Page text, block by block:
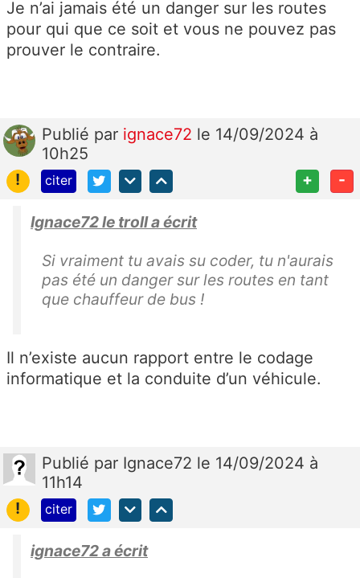
Je n’ai jamais été un danger sur les routes
pour qui que ce soit et vous ne pouvez pas
prouver le contraire.
Publié par ignace72 le 14/09/2024 à
10h25
!
citer + -
Ignace72 le troll a écrit
Si vraiment tu avais su coder, tu n'aurais
pas été un danger sur les routes en tant
que chauffeur de bus !
Il n’existe aucun rapport entre le codage
informatique et la conduite d’un véhicule.
Publié par Ignace72 le 14/09/2024 à
11h14
!
citer
ignace72 a écrit